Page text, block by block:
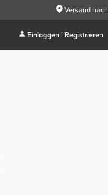
Versand
Einloggen | Registrieren